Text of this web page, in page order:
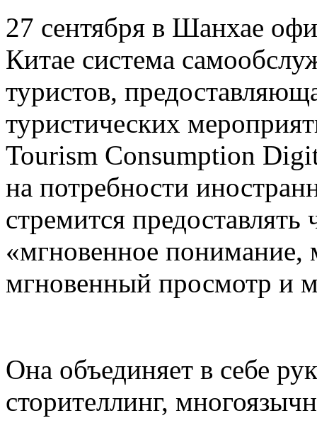
27 сентября в Шанхае
Китае система
туристов,
туристических
Tourism Consumption
на потребности
стремится
«мгновенное
мгновенный просмотр и
Она объединяет в себе
сторителлинг,